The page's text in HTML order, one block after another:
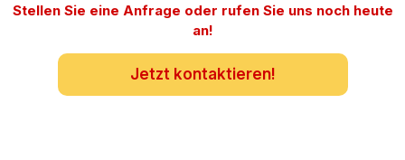
Stellen Sie eine Anfrage oder rufen Sie uns noch heute
an!
Jetzt kontaktieren!